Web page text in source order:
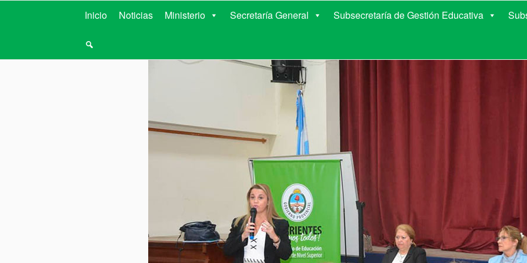
MINISTERIO DE EDUCACIÓN DE
Inicio Noticias Ministerio Secretaría General Subsecretaría de Gestión Educativa